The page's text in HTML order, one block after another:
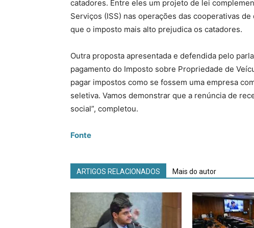
catadores. Entre eles um projeto de lei
Serviços (ISS) nas operações das cooperativas
que o imposto mais alto prejudica os catadores.
Outra proposta apresentada e defendida pelo
pagamento do Imposto sobre Propriedade de
pagar impostos como se fossem uma empresa
seletiva. Vamos demonstrar que a renúncia de
social”, completou.
Fonte
ARTIGOS RELACIONADOS Mais do autor